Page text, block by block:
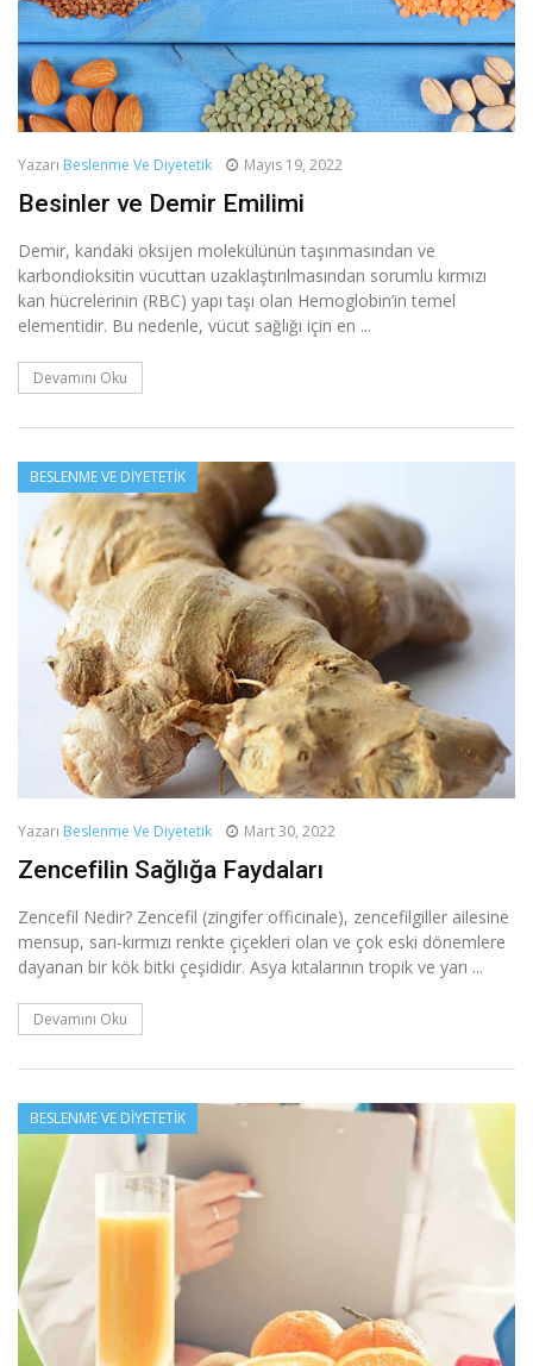
Yazarı Beslenme Ve Diyetetik Mayıs 19, 2022
Besinler ve Demir Emilimi
Demir, kandaki oksijen molekülünün taşınmasından ve
karbondioksitin vücuttan uzaklaştırılmasından sorumlu kırmızı
kan hücrelerinin (RBC) yapı taşı olan Hemoglobin’in temel
elementidir. Bu nedenle, vücut sağlığı için en ...
Devamını Oku
BESLENME VE DIYETETIK
Yazarı Beslenme Ve Diyetetik Mart 30, 2022
Zencefilin Sağlığa Faydaları
Zencefil Nedir? Zencefil (zingifer officinale), zencefilgiller ailesine
mensup, sarı-kırmızı renkte çiçekleri olan ve çok eski dönemlere
dayanan bir kök bitki çeşididir. Asya kıtalarının tropik ve yarı ...
Devamını Oku
BESLENME VE DIYETETIK